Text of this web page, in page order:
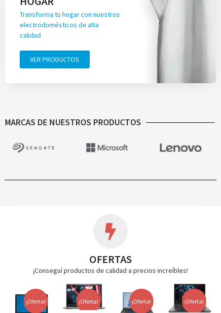
Transforma tu hogar con nuestros
electrodomésticos de alta
calidad
VER PRODUCTOS
MARCAS DE NUESTROS PRODUCTOS
OFERTAS
¡Conseguí productos de calidad a precios increíbles!
¡Oferta! ¡Oferta! ¡Oferta! ¡Oferta!